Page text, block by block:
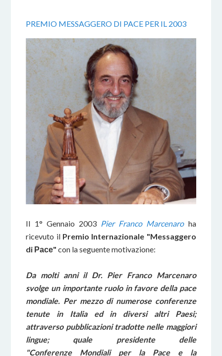
PREMIO MESSAGGERO DI PACE PER IL 2003
Il 1° Gennaio 2003 Pier Franco Marcenaroha
ricevuto il Premio Internazionale "Messaggero
di Расе"con la seguente motivazione:
Da molti anni il Dr. Pier Franco Marcenaro
svolge un importante ruolo in favore della pace
mondiale. Per mezzo di numerose conferenze
tenute in Italia ed in diversi altri Paesi;
attraverso pubblicazioni tradotte nelle maggiori
lingue; quale presidente delle
"Conferenze Mondiali per la Pace e la